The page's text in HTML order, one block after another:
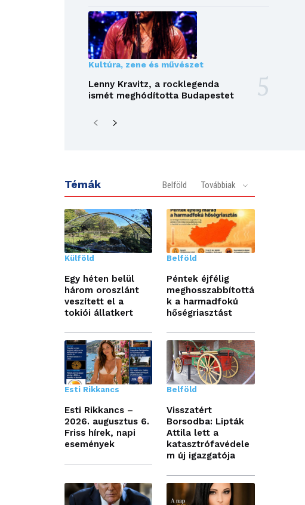
Kultúra, zene és művészet
Lenny Kravitz, a rocklegenda
ismét meghódította Budapestet
Témák Belföld Továbbiak
Külföld
Egy héten belül
három oroszlánt
veszített el a
tokiói állatkert
Belföld
Péntek éjfélig
meghosszabbítottá
k a harmadfokú
hőségriasztást
Esti Rikkancs
Esti Rikkancs –
2026. augusztus 6.
Friss hírek, napi
események
Belföld
Visszatért
Borsodba: Lipták
Attila lett a
katasztrófavédele
m új igazgatója